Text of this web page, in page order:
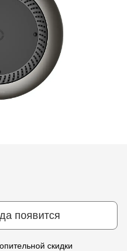
появится
скидки